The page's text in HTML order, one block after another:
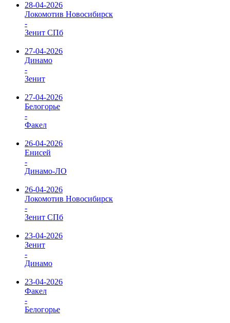
28-04-2026
Локомотив Новосибирск
-
Зенит СПб
27-04-2026
Динамо
-
Зенит
27-04-2026
Белогорье
-
Факел
26-04-2026
Енисей
-
Динамо-ЛО
26-04-2026
Локомотив Новосибирск
-
Зенит СПб
23-04-2026
Зенит
-
Динамо
23-04-2026
Факел
-
Белогорье